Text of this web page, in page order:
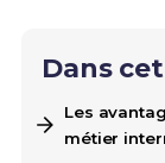
Dans
Les
métier